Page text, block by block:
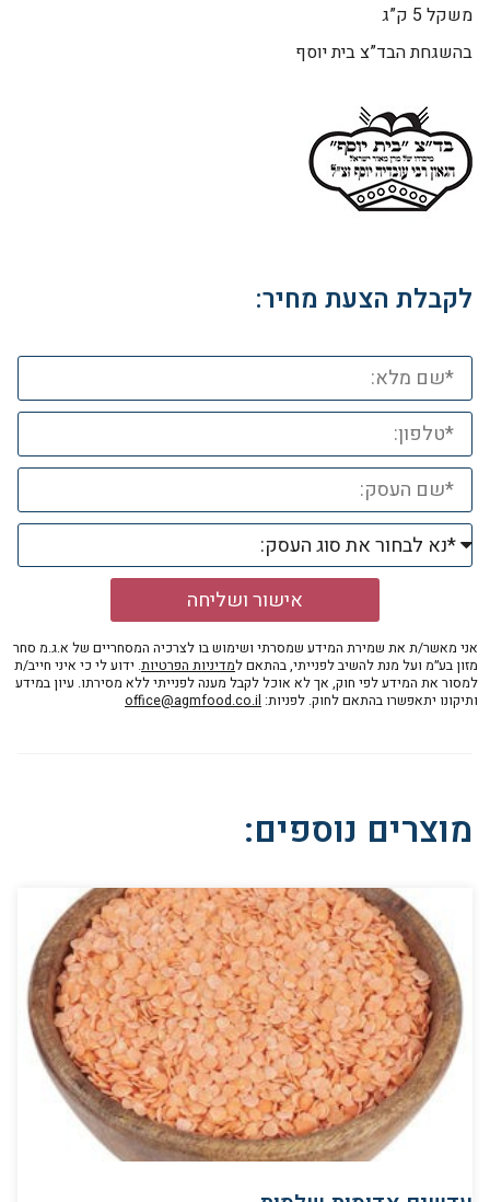
משקל 5 ק”ג
בהשגחת הבד”צ בית יוסף
לקבלת הצעת מחיר:
אישור ושליחה
אני מאשר/ת את שמירת המידע שמסרתי ושימוש בו לצרכיה המסחריים של א.ג.מ סחר
מזון בע״מ ועל מנת להשיב לפנייתי, בהתאם למדיניות הפרטיות. ידוע לי כי איני חייב/ת
למסור את המידע לפי חוק, אך לא אוכל לקבל מענה לפנייתי ללא מסירתו. עיון במידע
ותיקונו יתאפשרו בהתאם לחוק. לפניות: office@agmfood.co.il
מוצרים נוספים: